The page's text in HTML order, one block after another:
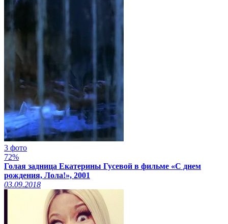
3 фото
72%
Голая задница Екатерины Гусевой в фильме «С днем
рождения, Лола!», 2001
03.09.2018